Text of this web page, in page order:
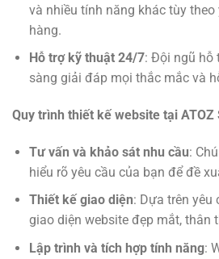
và nhiều tính năng khác tùy theo
hàng.
Hỗ trợ kỹ thuật 24/7: Đội ngũ hỗ
sàng giải đáp mọi thắc mắc và
Quy trình thiết kế website tại ATOZ
Tư vấn và khảo sát nhu cầu:
hiểu rõ yêu cầu của bạn để đề
Thiết kế giao diện: Dựa trên yêu
giao diện website đẹp mắt, thân
Lập trình và tích hợp tính năng: